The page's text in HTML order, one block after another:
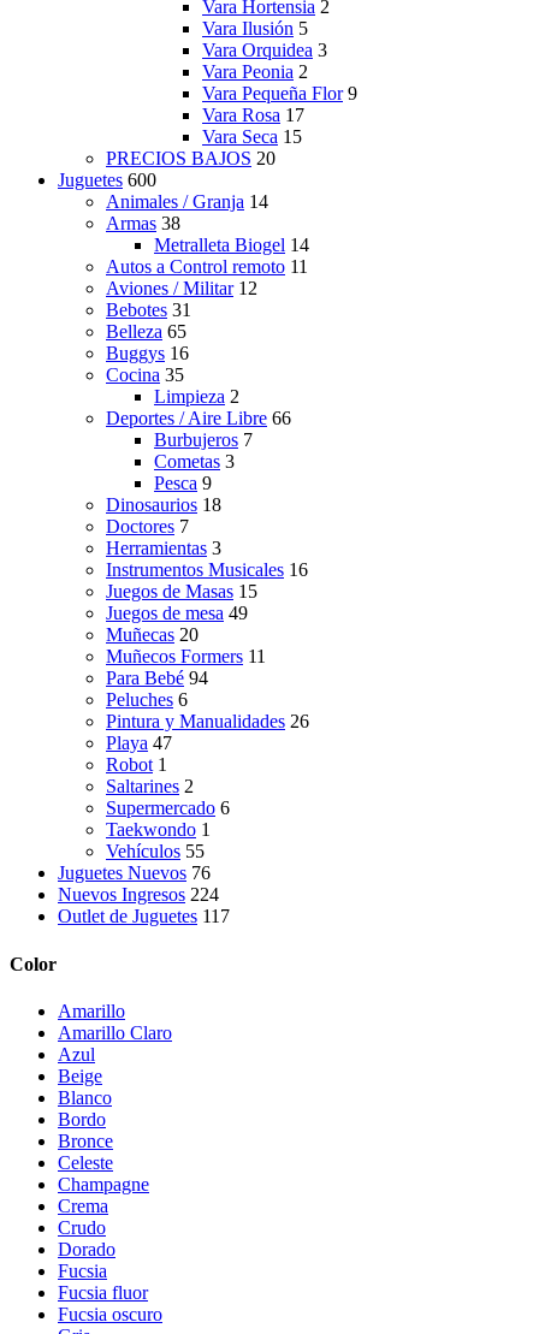
Vara Hortensia 2
Vara Ilusión 5
Vara Orquidea 3
Vara Peonia 2
Vara Pequeña Flor 9
Vara Rosa 17
Vara Seca 15
PRECIOS BAJOS 20
Juguetes 600
Animales / Granja 14
Armas 38
Metralleta Biogel 14
Autos a Control remoto 11
Aviones / Militar 12
Bebotes 31
Belleza 65
Buggys 16
Cocina 35
Limpieza 2
Deportes / Aire Libre 66
Burbujeros 7
Cometas 3
Pesca 9
Dinosaurios 18
Doctores 7
Herramientas 3
Instrumentos Musicales 16
Juegos de Masas 15
Juegos de mesa 49
Muñecas 20
Muñecos Formers 11
Para Bebé 94
Peluches 6
Pintura y Manualidades 26
Playa 47
Robot 1
Saltarines 2
Supermercado 6
Taekwondo 1
Vehículos 55
Juguetes Nuevos 76
Nuevos Ingresos 224
Outlet de Juguetes 117
Color
Amarillo
Amarillo Claro
Azul
Beige
Blanco
Bordo
Bronce
Celeste
Champagne
Crema
Crudo
Dorado
Fucsia
Fucsia fluor
Fucsia oscuro